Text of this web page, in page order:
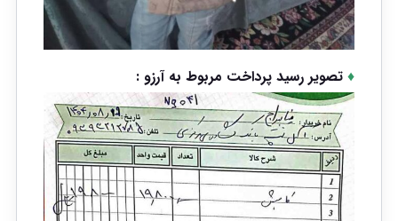
♦تصویر رسید پرداخت مربوط به آرزو :